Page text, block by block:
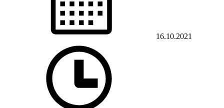
16.10.2021